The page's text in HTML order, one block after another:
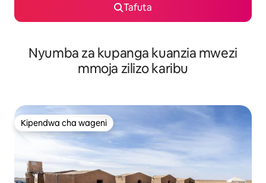
Tafuta
Nyumba za kupanga kuanzia mwezi
mmoja zilizo karibu
Kipendwa cha wageni
Kipendwa cha wageni